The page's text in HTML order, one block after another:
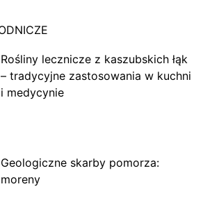
Rośliny lecznicze z kaszubskich łąk
– tradycyjne zastosowania w kuchni
i medycynie
Geologiczne skarby pomorza:
moreny